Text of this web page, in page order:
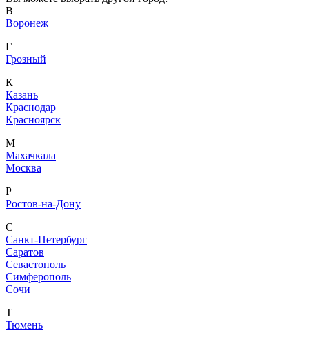
В
Воронеж
Г
Грозный
К
Казань
Краснодар
Красноярск
М
Махачкала
Москва
Р
Ростов-на-Дону
С
Санкт-Петербург
Саратов
Севастополь
Симферополь
Сочи
Т
Тюмень